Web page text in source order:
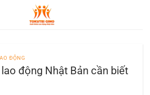
ĐỘNG
động Nhật Bản cần biết